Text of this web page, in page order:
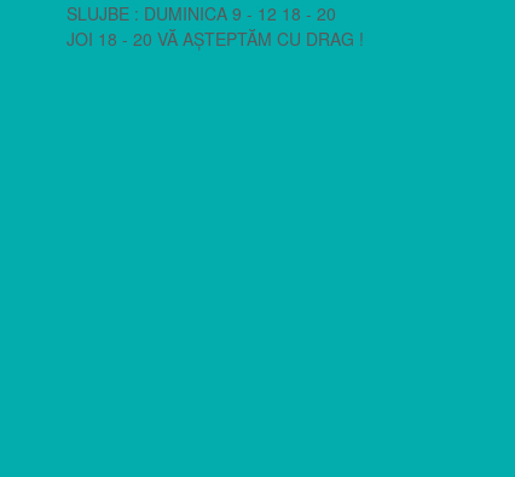
SLUJBE : DUMINICA 9 - 12 18 - 20
JOI 18 - 20 VĂ AȘTEPTĂM CU DRAG !